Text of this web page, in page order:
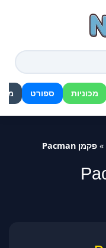
מכוניות ספורט
» פקמן Pacman